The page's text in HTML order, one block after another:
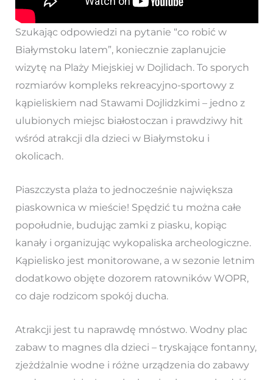
Szukając odpowiedzi na pytanie “co robić w
Białymstoku latem”, koniecznie zaplanujcie
wizytę na Plaży Miejskiej w Dojlidach. To sporych
rozmiarów kompleks rekreacyjno-sportowy z
kąpieliskiem nad Stawami Dojlidzkimi – jedno z
ulubionych miejsc białostoczan i prawdziwy hit
wśród atrakcji dla dzieci w Białymstoku i
okolicach.
Piaszczysta plaża to jednocześnie największa
piaskownica w mieście! Spędzić tu można całe
popołudnie, budując zamki z piasku, kopiąc
kanały i organizując wykopaliska archeologiczne.
Kąpielisko jest monitorowane, a w sezonie letnim
dodatkowo objęte dozorem ratowników WOPR,
co daje rodzicom spokój ducha.
Atrakcji jest tu naprawdę mnóstwo. Wodny plac
zabaw to magnes dla dzieci – tryskające fontanny,
zjeżdżalnie wodne i różne urządzenia do zabawy